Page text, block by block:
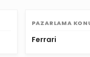
PAZARLAMA
Ferrari